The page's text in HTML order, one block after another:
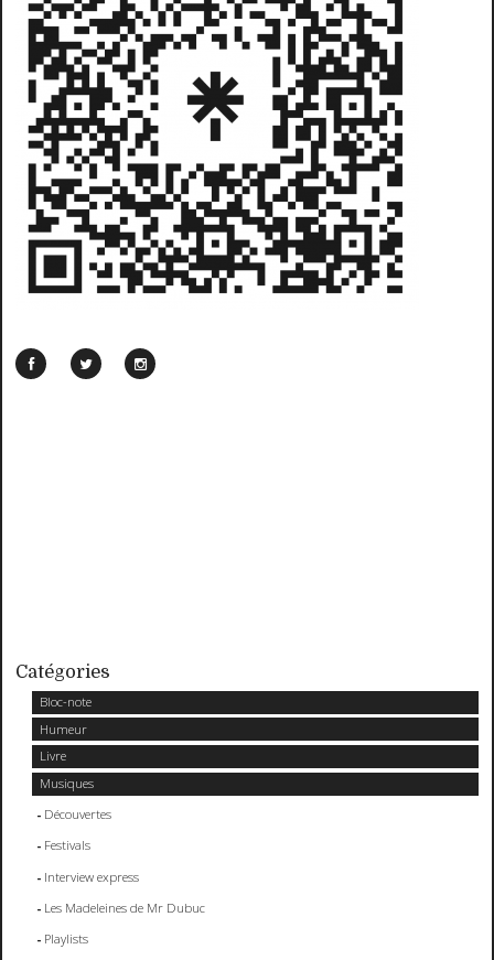
Catégories
Bloc-note
Humeur
Livre
Musiques
Découvertes
Festivals
Interview express
Les Madeleines de Mr Dubuc
Playlists